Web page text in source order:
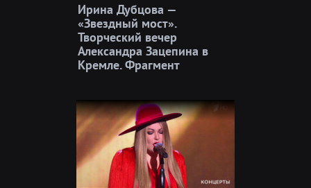
Ирина Дубцова —
«Звездный мост».
Творческий вечер
Александра Зацепина в
Кремле. Фрагмент